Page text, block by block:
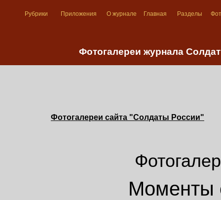
Рубрики Приложения О журнале Главная Разделы
Фотогалереи журнала
Фотогалереи сайта "Солдаты России"
Моменты